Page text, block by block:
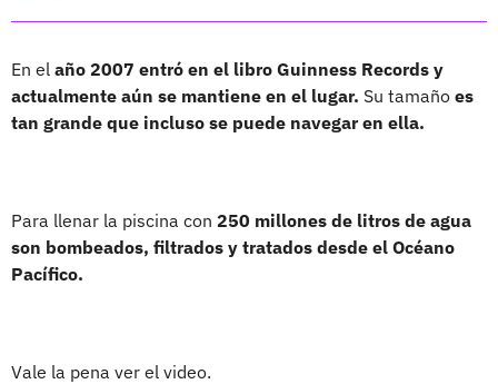
En el año 2007 entró en el libro Guinness Records y
actualmente aún se mantiene en el lugar. Su tamaño es
tan grande que incluso se puede navegar en ella.
Para llenar la piscina con 250 millones de litros de agua
son bombeados, filtrados y tratados desde el Océano
Pacífico.
Vale la pena ver el video.